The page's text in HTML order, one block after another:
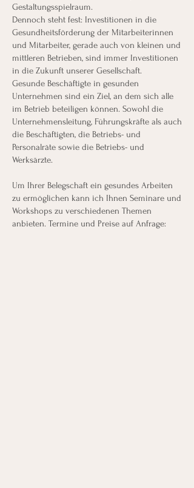
Gestaltungsspielraum.
Dennoch steht fest: Investitionen in die
Gesundheitsförderung der Mitarbeiterinnen
und Mitarbeiter, gerade auch von kleinen und
mittleren Betrieben, sind immer Investitionen
in die Zukunft unserer Gesellschaft.
Gesunde Beschäftigte in gesunden
Unternehmen sind ein Ziel, an dem sich alle
im Betrieb beteiligen können. Sowohl die
Unternehmensleitung, Führungskräfte als auch
die Beschäftigten, die Betriebs- und
Personalräte sowie die Betriebs- und
Werksärzte.
Um Ihrer Belegschaft ein gesundes Arbeiten
zu ermöglichen kann ich Ihnen Seminare und
Workshops zu verschiedenen Themen
anbieten. Termine und Preise auf Anfrage: